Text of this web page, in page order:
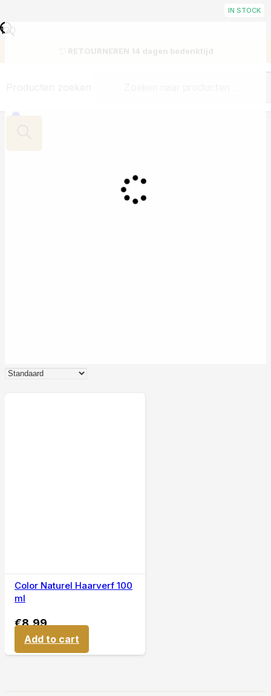
RETOURNEREN 14 dagen bedenktijd
IN STOCK
Color Naturel Haarverf 100
ml
€8,99
Add to cart